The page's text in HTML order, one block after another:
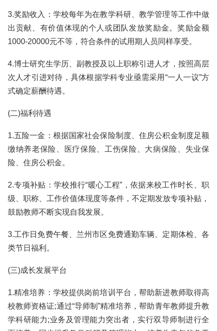
3.奖励收入：学校每年为在教学科研、教学管理等工作中做
出贡献、有价值体现的个人或团队发放奖励金。奖励金额
1000-20000元不等，符合条件的试用期人员同样享受。
4.博士研究生学历、副教授及以上职称引进人才，按照高层
次人才引进对待，具体根据学科专业亟需采用“一人一议”方
式确定薪酬待遇。
(二)福利待遇
1.五险一金：根据国家社会保险制度、住房公积金制度足额
缴纳养老保险、医疗保险、工伤保险、大病保险、失业保
险、住房公积金。
2.专项补贴：学校推行“暖心工程”，依据来校工作时长、职
级、职称、工作价值体现度等条件，不定期发放专项补贴，
鼓励教师不断实现自我发展。
3.工作日免费午餐、兰州市区免费通勤车辆、定期体检、各
类节日福利。
(三)成长发展平台
1.精准培养：学校提供岗前培训平台，帮助新进教师取得高
校教师资格证;通过“导师制”精准培养，帮助青年教师提升教
学科研能力;业务及管理能力突出者，实行双导师制进行全